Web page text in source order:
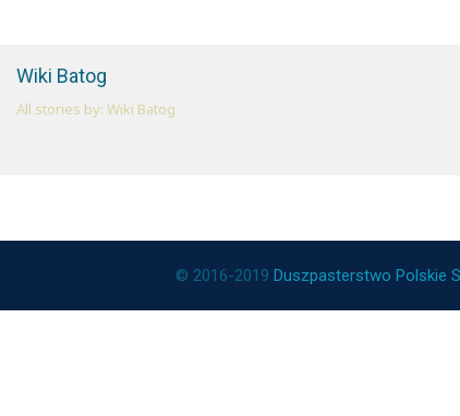
Wiki Batog
All stories by: Wiki Batog
© 2016-2019 Duszpasterstwo Polskie